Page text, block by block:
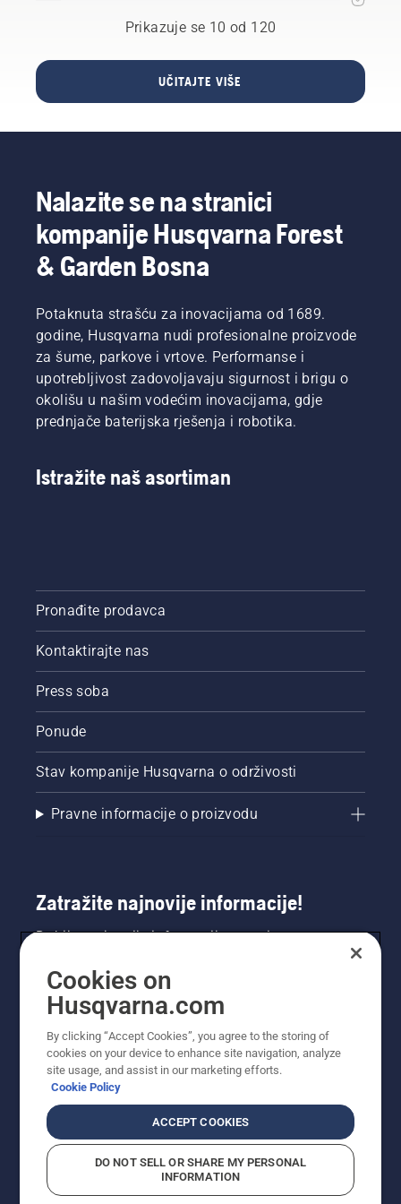
Naša
vam
vam
potrebni
zahvaljujući
visoko
efikasnom
Prikazuje se 10 od 120
UČITAJTE VIŠE
Nalazite se na stranici
kompanije Husqvarna Forest
& Garden Bosna
Potaknuta strašću za inovacijama od 1689.
godine, Husqvarna nudi profesionalne proizvode
za šume, parkove i vrtove. Performanse i
upotrebljivost zadovoljavaju sigurnost i brigu o
okolišu u našim vodećim inovacijama, gdje
prednjače baterijska rješenja i robotika.
Istražite naš asortiman
Pronađite prodavca
Kontaktirajte nas
Press soba
Ponude
Stav kompanije Husqvarna o održivosti
Pravne informacije o proizvodu
Zatražite najnovije informacije!
Dobijte najnovije informacije o novim
toga. Ovdje se registrirajte za naš bilten.
Cookies on
Husqvarna.com
By clicking “Accept Cookies”, you agree to the storing of
cookies on your device to enhance site navigation, analyze
site usage, and assist in our marketing efforts.
Cookie Policy
ACCEPT COOKIES
DO NOT SELL OR SHARE MY PERSONAL
INFORMATION